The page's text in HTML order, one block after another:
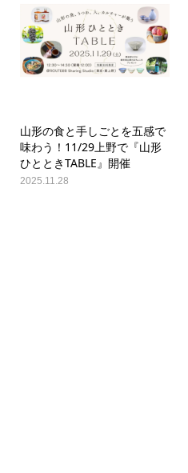
山形の食と手しごとを五感で
味わう！11/29上野で『山形
ひとときTABLE』開催
2025.11.28